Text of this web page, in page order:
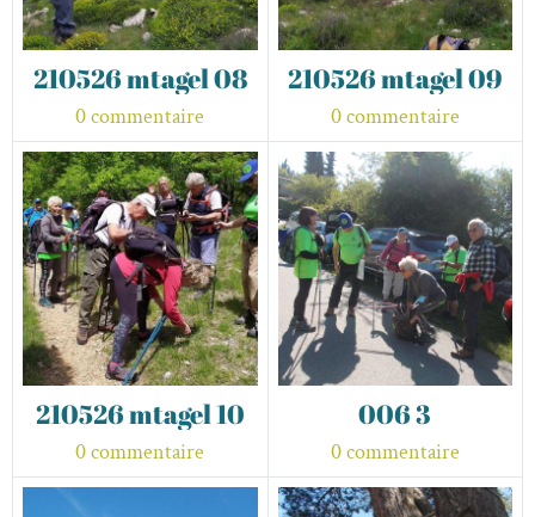
210526 mtagel 08
0 commentaire
210526 mtagel 09
0 commentaire
210526 mtagel 10
0 commentaire
006 3
0 commentaire